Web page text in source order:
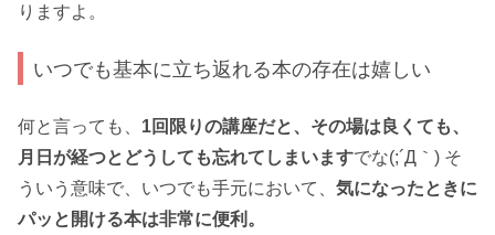
りますよ。
いつでも基本に立ち返れる本の存在は嬉しい
何と言っても、 1回限りの講座だと、その場は良くても、
月日が経つとどうしても忘れてしまいますでな(;´Д｀) そ
ういう意味で、いつでも手元において、 気になったときに
パッと開ける本は非常に便利。